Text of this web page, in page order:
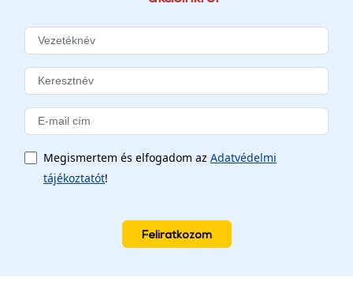
Megismertem és elfogadom az Adatvédelmi
tájékoztatót!
Feliratkozom